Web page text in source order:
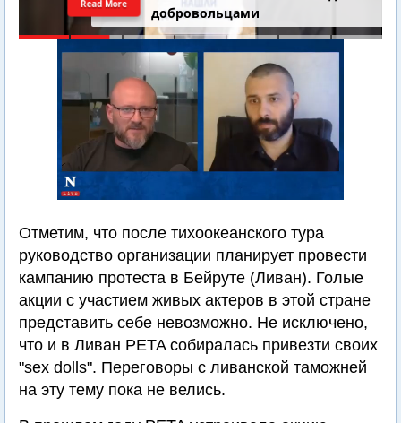
добровольцами
Read More
Отметим, что после тихоокеанского тура
руководство организации планирует провести
кампанию протеста в Бейруте (Ливан). Голые
акции с участием живых актеров в этой стране
представить себе невозможно. Не исключено,
что и в Ливан PETA собиралась привезти своих
"sex dolls". Переговоры с ливанской таможней
на эту тему пока не велись.